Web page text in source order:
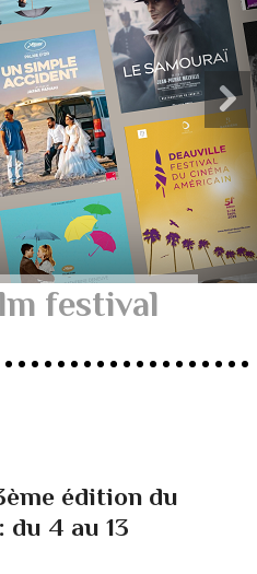
festival
édition du
du 4 au 13